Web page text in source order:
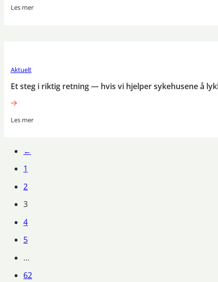
Les mer
Aktuelt
Et steg i riktig retning — hvis vi hjelper sykehusene å
Les mer
←
1
2
3
4
5
…
62